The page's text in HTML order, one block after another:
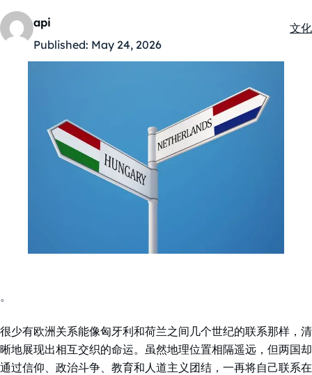
api
Published: May 24, 2026
文化
。
很少有欧洲关系能像匈牙利和荷兰之间几个世纪的联系那样，清
晰地展现出相互交织的命运。虽然地理位置相隔遥远，但两国却
通过信仰、政治斗争、教育和人道主义团结，一再将自己联系在